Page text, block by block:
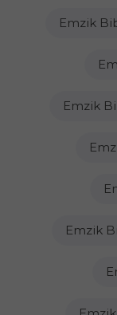
Emzik
Emzik
Emzik